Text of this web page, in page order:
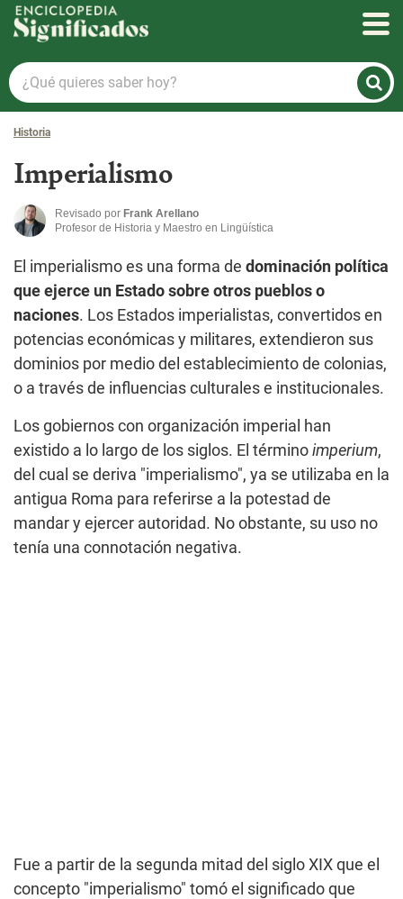
Enciclopedia Significados
¿Qué
quieres
saber
hoy?
Historia
Imperialismo
Revisado por Frank Arellano
Profesor de Historia y Maestro en Lingüística
El imperialismo es una forma de dominación política
que ejerce un Estado sobre otros pueblos o
naciones. Los Estados imperialistas, convertidos en
potencias económicas y militares, extendieron sus
dominios por medio del establecimiento de colonias,
o a través de influencias culturales e institucionales.
Los gobiernos con organización imperial han
existido a lo largo de los siglos. El término imperium,
del cual se deriva "imperialismo", ya se utilizaba en la
antigua Roma para referirse a la potestad de
mandar y ejercer autoridad. No obstante, su uso no
tenía una connotación negativa.
Fue a partir de la segunda mitad del siglo XIX que el
concepto "imperialismo" tomó el significado que